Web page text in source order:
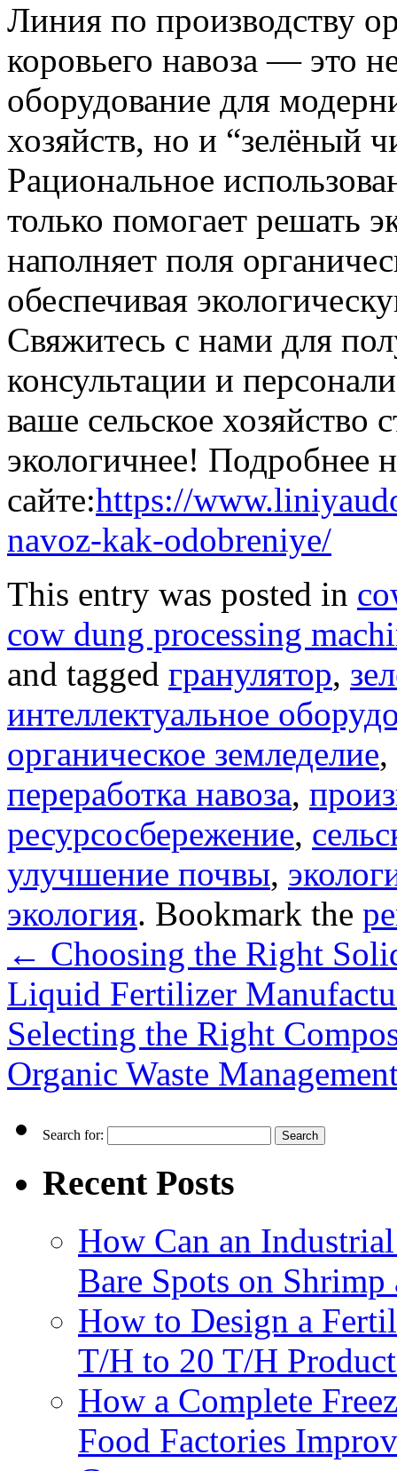
Линия по производству
коровьего навоза — это
оборудование для
хозяйств, но и “зелёный
Рациональное
только помогает решать
наполняет поля
обеспечивая
Свяжитесь с нами для
консультации и
ваше сельское хозяйство
экологичнее! Подробнее
сайте:https://
navoz-kak-odobreniye/
This entry was posted in
cow dung processing
and tagged гранулятор,
интеллектуальное
органическое земледелие,
переработка навоза,
ресурсосбережение,
улучшение почвы,
экология. Bookmark the
← Choosing the Right
Liquid Fertilizer
Selecting the Right
Organic Waste
Search for:
Recent Posts
How Can an
Bare Spots on Shrimp
How to Design a
T/H to 20 T/H
How a Complete
Food Factories